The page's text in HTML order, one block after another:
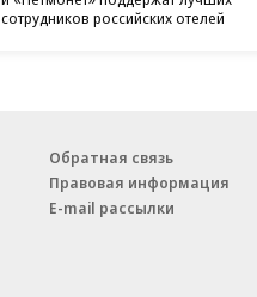
сотрудников российских отелей
Обратная связь
Правовая информация
E-mail рассылки